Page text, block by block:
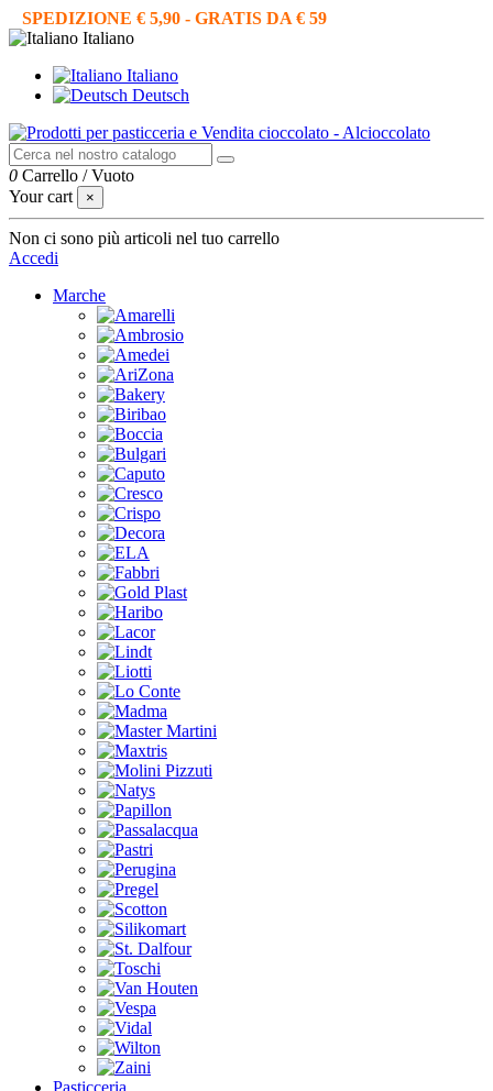
SPEDIZIONE € 5,90 - GRATIS DA € 59
Italiano
Italiano
Deutsch
0 Carrello /Vuoto
Your cart
×
Non ci sono più articoli nel tuo carrello
Accedi
Marche
Pasticceria